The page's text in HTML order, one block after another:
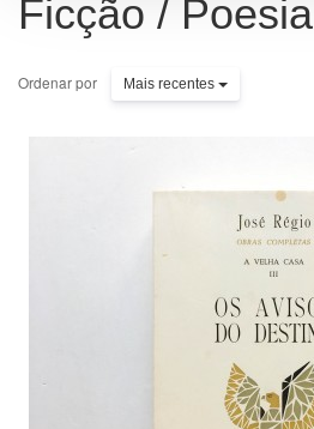
Ficção / Poesia
Ordenar por Mais recentes